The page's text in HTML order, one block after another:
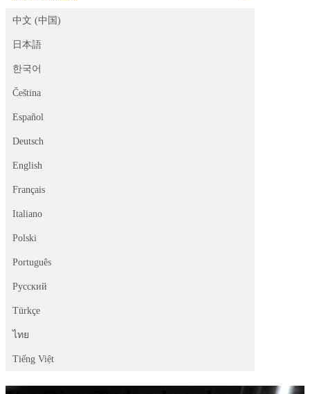
中文 (中国)
日本語
한국어
Čeština
Español
Deutsch
English
Français
Italiano
Polski
Português
Русский
Türkçe
ไทย
Tiếng Việt